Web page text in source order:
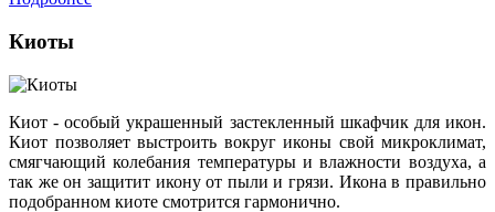
Киоты
Киот - особый украшенный застекленный шкафчик для икон.
Киот позволяет выстроить вокруг иконы свой микроклимат,
смягчающий колебания температуры и влажности воздуха, а
так же он защитит икону от пыли и грязи. Икона в правильно
подобранном киоте смотрится гармонично.